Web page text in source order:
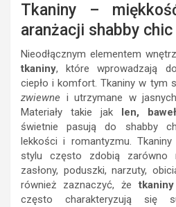
Tkaniny –
aranżacji shabby chic
Nieodłącznym elementem
tkaniny, które wprowadzają
ciepło i komfort. Tkaniny w tym
zwiewne i utrzymane w
Materiały takie jak
len,
świetnie pasują do shabby
lekkości i romantyzmu.
stylu często zdobią
zasłony, poduszki, narzuty,
również zaznaczyć, że
często charakteryzują się